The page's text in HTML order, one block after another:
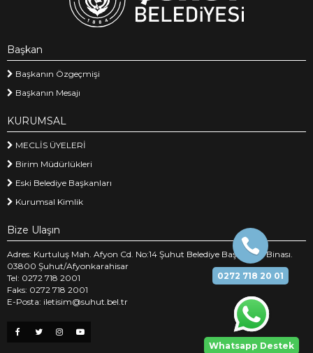
Whatsapp Destek
0272 718 20 01
Başkan
Başkanın Özgeçmişi
Başkanın Mesajı
KURUMSAL
MECLİS ÜYELERİ
Birim Müdürlükleri
Eski Belediye Başkanları
Kurumsal Kimlik
Bize Ulaşın
Adres: Kurtuluş Mah. Afyon Cd. No:14 Şuhut Belediye Başkanlığı Binası.
03800 Şuhut/Afyonkarahisar
Tel: 0272 718 2001
Faks: 0272 718 2001
E-Posta: iletisim@suhut.bel.tr